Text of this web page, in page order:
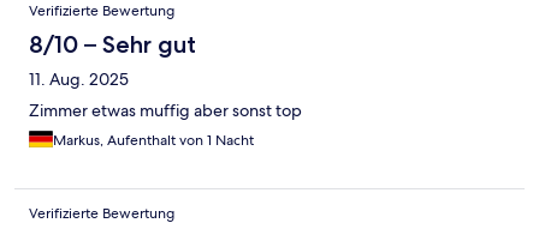
Verifizierte Bewertung
8/10 – Sehr gut
11. Aug. 2025
Zimmer etwas muffig aber sonst top
Markus, Aufenthalt von 1 Nacht
Verifizierte Bewertung